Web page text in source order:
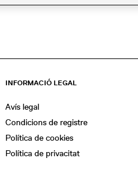
INFORMACIÓ LEGAL
Avís legal
Condicions de registre
Política de cookies
Política de privacitat